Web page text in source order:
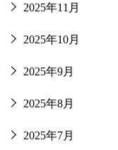
2025年11月
2025年10月
2025年9月
2025年8月
2025年7月